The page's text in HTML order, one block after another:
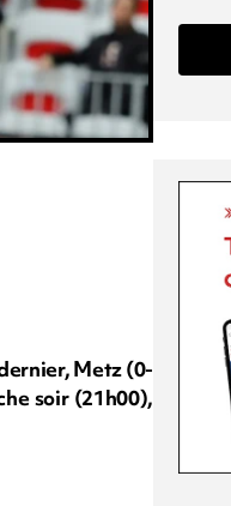
Metz (0-
soir (21h00),